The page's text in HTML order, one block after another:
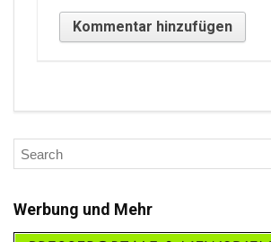
Werbung und Mehr